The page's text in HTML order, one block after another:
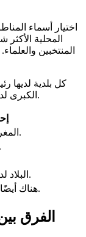
اختيار أسماء
المحلية
المنتخبين
كل بلدية لديها
الكبرى . لديهم حرية أكبر قليلاً في إدارتهم.
المغرب و62 مقاطعة.
من بين هذه البلديات، 256 حضرية و1282 ريفية.
البلاد في المدينة و62 مقاطعة في الريف.
هناك أيضًا 12، كل منها لديها مجلس من 75 منتخبًا.
الفرق